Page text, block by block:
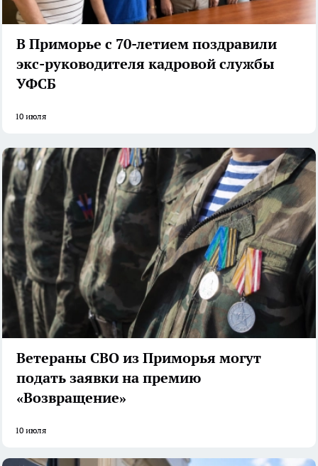
В Приморье с 70-летием поздравили
экс-руководителя кадровой службы
УФСБ
10 июля
Ветераны СВО из Приморья могут
подать заявки на премию
«Возвращение»
10 июля